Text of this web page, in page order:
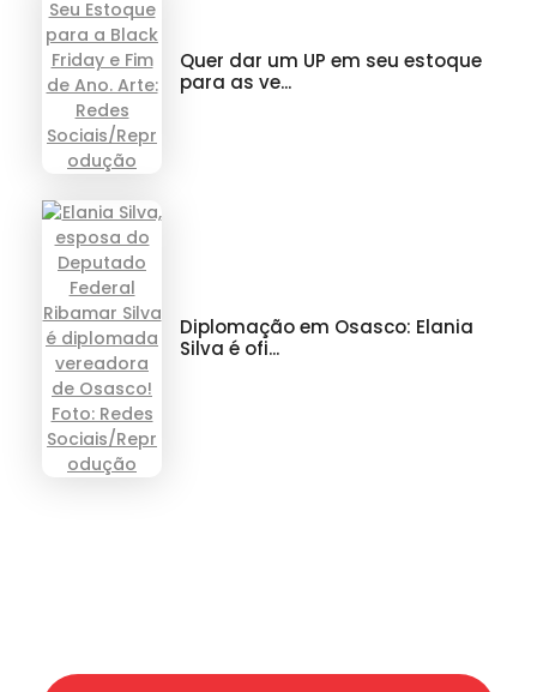
Quer dar um UP em seu estoque
para as ve...
Diplomação em Osasco: Elania
Silva é ofi...